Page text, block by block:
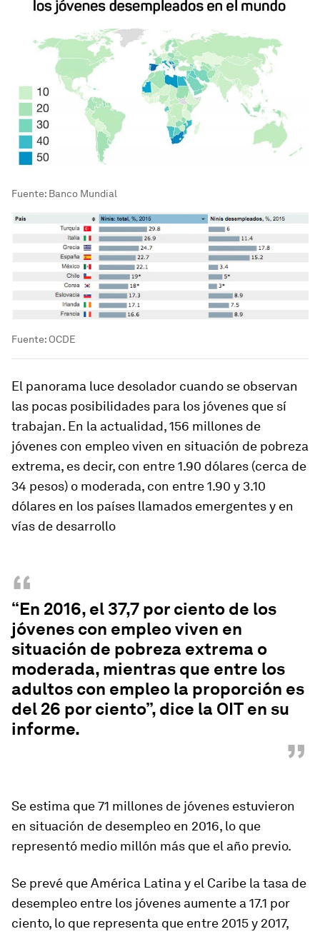
Fuente: Banco Mundial
Fuente: OCDE
El panorama luce desolador cuando se observan
las pocas posibilidades para los jóvenes que sí
trabajan. En la actualidad, 156 millones de
jóvenes con empleo viven en situación de pobreza
extrema, es decir, con entre 1.90 dólares (cerca de
34 pesos) o moderada, con entre 1.90 y 3.10
dólares en los países llamados emergentes y en
vías de desarrollo
“
“En 2016, el 37,7 por ciento de los
jóvenes con empleo viven en
situación de pobreza extrema o
moderada, mientras que entre los
adultos con empleo la proporción es
del 26 por ciento”, dice la OIT en su
informe.
”
Se estima que 71 millones de jóvenes estuvieron
en situación de desempleo en 2016, lo que
representó medio millón más que el año previo.
Se prevé que América Latina y el Caribe la tasa de
desempleo entre los jóvenes aumente a 17.1 por
ciento, lo que representa que entre 2015 y 2017,